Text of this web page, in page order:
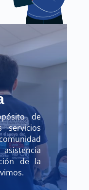
de
servicios
de la